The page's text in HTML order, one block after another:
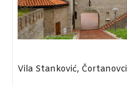
Vila Stanković, Čortanovci